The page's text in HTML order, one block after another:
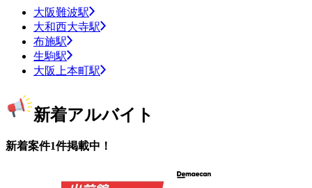
大阪難波駅
大和西大寺駅
布施駅
生駒駅
大阪上本町駅
新着アルバイト
新着案件1件掲載中！